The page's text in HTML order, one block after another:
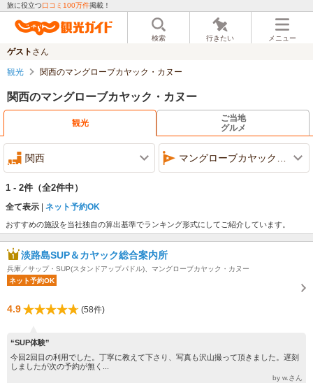
旅に役立つ口コミ100万件掲載！
検索 行きたい メニュー
ゲスト さん
観光 関西のマングローブカヤック・カヌー
関西のマングローブカヤック・カヌー
観光
ご当地
グルメ
関西 マングローブカヤック・カヌー
1 - 2件 （全2件中）
全て表示 ネット予約OK
おすすめの施設を当社独自の算出基準でランキング形式にしてご紹介しています。
淡路島SUP＆カヤック総合案内所
兵庫／サップ・SUP(スタンドアップパドル)、マングローブカヤック・カヌー
ネット予約OK
4.9 (58件)
“SUP体験”
今回2回目の利用でした。丁寧に教えて下さり、写真も沢山撮って頂きました。遅刻
しましたが次の予約が無く...
by w.さん